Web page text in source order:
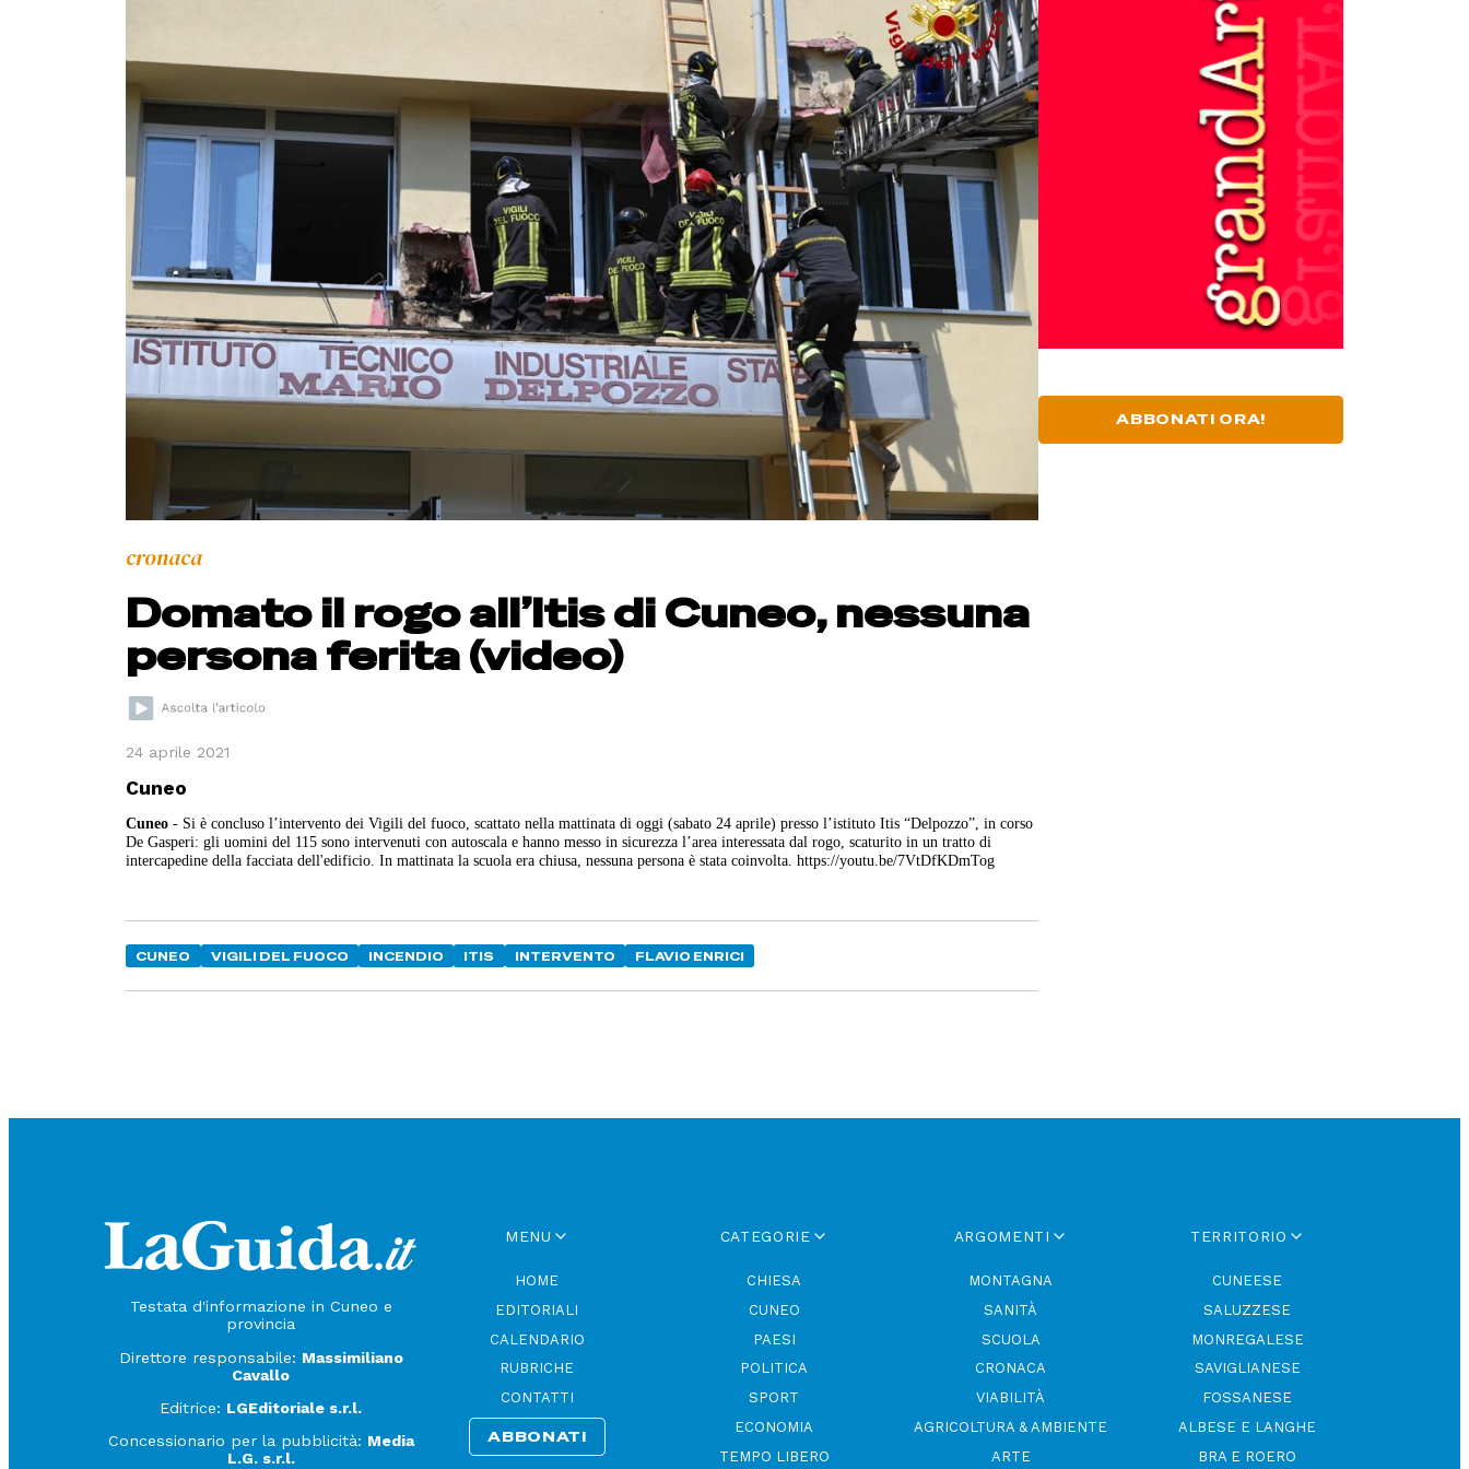
cronaca
Domato il rogo all’Itis di Cuneo, nessuna
persona ferita (video)
24 aprile 2021
Cuneo
Cuneo - Si è concluso l’intervento dei Vigili del fuoco, scattato nella mattinata di oggi (sabato 24 aprile) presso l’istituto Itis “Delpozzo”, in corso
De Gasperi: gli uomini del 115 sono intervenuti con autoscala e hanno messo in sicurezza l’area interessata dal rogo, scaturito in un tratto di
intercapedine della facciata dell'edificio. In mattinata la scuola era chiusa, nessuna persona è stata coinvolta. https://youtu.be/7VtDfKDmTog
CUNEO VIGILI DEL FUOCO INCENDIO ITIS INTERVENTO FLAVIO ENRICI
ABBONATI ORA!
Testata d'informazione in Cuneo e
provincia
Direttore responsabile: Massimiliano
Cavallo
Editrice: LGEditoriale s.r.l.
Concessionario per la pubblicità: Media
L.G. s.r.l.
MENU
HOME
EDITORIALI
CALENDARIO
RUBRICHE
CONTATTI
ABBONATI
CATEGORIE
CHIESA
CUNEO
PAESI
POLITICA
SPORT
ECONOMIA
TEMPO LIBERO
ARGOMENTI
MONTAGNA
SANITÀ
SCUOLA
CRONACA
VIABILITÀ
AGRICOLTURA & AMBIENTE
ARTE
TERRITORIO
CUNEESE
SALUZZESE
MONREGALESE
SAVIGLIANESE
FOSSANESE
ALBESE E LANGHE
BRA E ROERO